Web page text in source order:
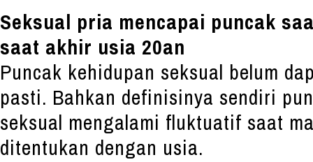
Seksual pria mencapai puncak
saat akhir usia 20an
Puncak kehidupan seksual belum
pasti. Bahkan definisinya sendiri
seksual mengalami fluktuatif saat
ditentukan dengan usia.